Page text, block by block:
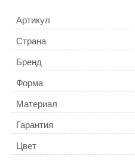
Артикул
Страна
Бренд
Форма
Материал
Гарантия
Цвет